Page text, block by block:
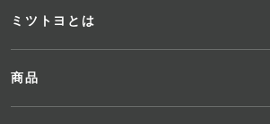
フ
ッ
タ
ミツトヨとは
商品